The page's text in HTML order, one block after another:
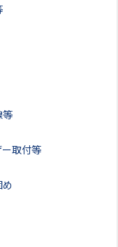
等
ー取付等